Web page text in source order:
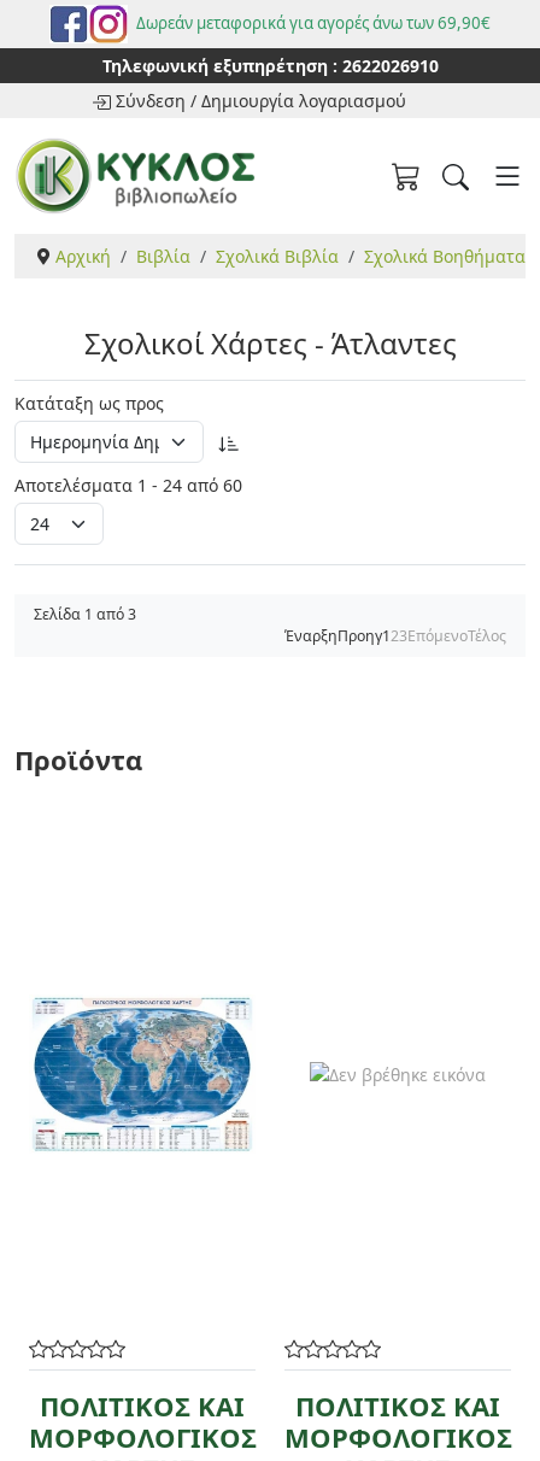
Δωρεάν μεταφορικά για αγορές άνω των 69,90€
Τηλεφωνική εξυπηρέτηση : 2622026910
Σύνδεση / Δημιουργία λογαριασμού
Αρχική Βιβλία Σχολικά Βιβλία Σχολικά Βοηθήματα
Σχολικοί Χάρτες - Άτλαντες
Κατάταξη ως προς
Αποτελέσματα 1 - 24 από 60
Σελίδα 1 από 3
ΈναρξηΠροηγ123ΕπόμενοΤέλος
Προϊόντα
ΠΟΛΙΤΙΚΟΣ ΚΑΙ
ΜΟΡΦΟΛΟΓΙΚΟΣ
ΠΟΛΙΤΙΚΟΣ ΚΑΙ
ΜΟΡΦΟΛΟΓΙΚΟΣ